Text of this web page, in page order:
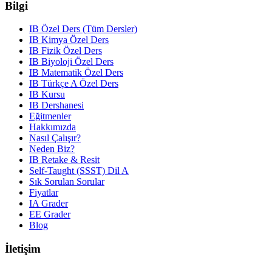
Bilgi
IB Özel Ders (Tüm Dersler)
IB Kimya Özel Ders
IB Fizik Özel Ders
IB Biyoloji Özel Ders
IB Matematik Özel Ders
IB Türkçe A Özel Ders
IB Kursu
IB Dershanesi
Eğitmenler
Hakkımızda
Nasıl Çalışır?
Neden Biz?
IB Retake & Resit
Self-Taught (SSST) Dil A
Sık Sorulan Sorular
Fiyatlar
IA Grader
EE Grader
Blog
İletişim